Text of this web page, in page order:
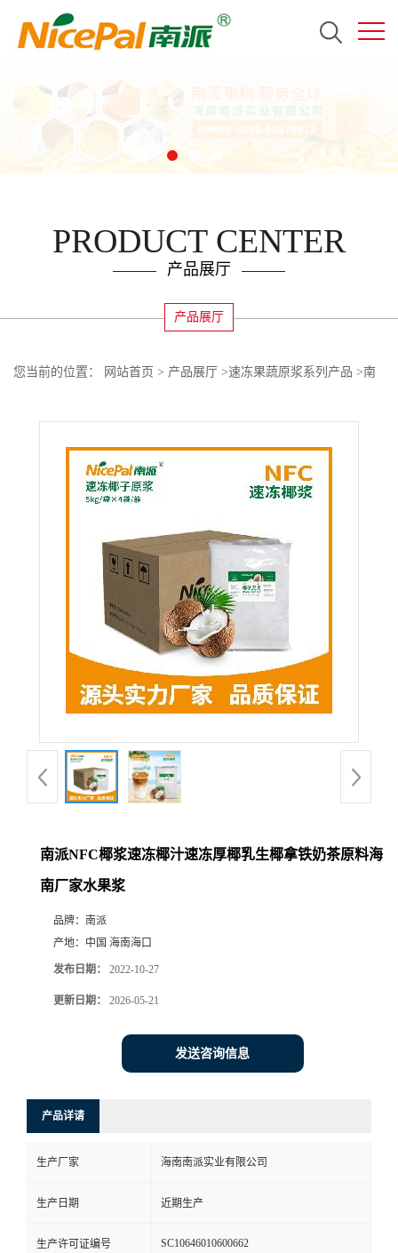
PRODUCT CENTER
产品展厅
产品展厅
您当前的位置： 网站首页 > 产品展厅 >速冻果蔬原浆系列产品 >南
南派NFC椰浆速冻椰汁速冻厚椰乳生椰拿铁奶茶原料海
南厂家水果浆
品牌： 南派
产地： 中国 海南海口
发布日期： 2022-10-27
更新日期： 2026-05-21
发送咨询信息
产品详请
生产厂家 海南南派实业有限公司
生产日期 近期生产
生产许可证编号 SC10646010600662